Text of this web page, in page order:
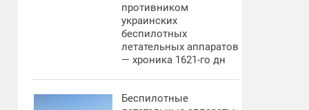
противником
украинских
беспилотных
летательных аппаратов
— хроника 1621-го дн
Беспилотные